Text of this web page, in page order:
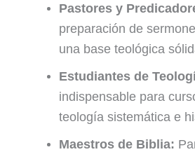
Pastores y
preparación de
una base teológica
Estudiantes de
indispensable para
teología sistemática e
Maestros de Biblia: